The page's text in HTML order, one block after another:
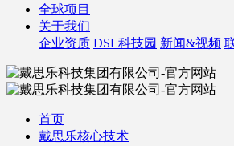
全球项目
关于我们
企业资质 DSL科技园 新闻&视频
首页
戴思乐核心技术